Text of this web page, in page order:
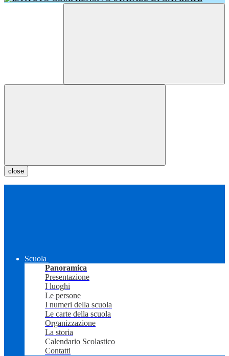
close
Scuola
Panoramica
Presentazione
I luoghi
Le persone
I numeri della scuola
Le carte della scuola
Organizzazione
La storia
Calendario Scolastico
Contatti